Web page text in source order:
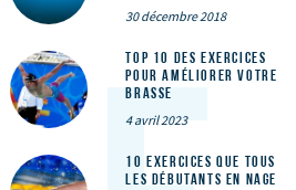
30 décembre 2018
Top 10 des exercices
pour améliorer votre
brasse
4 avril 2023
10 exercices que tous
les débutants en nage